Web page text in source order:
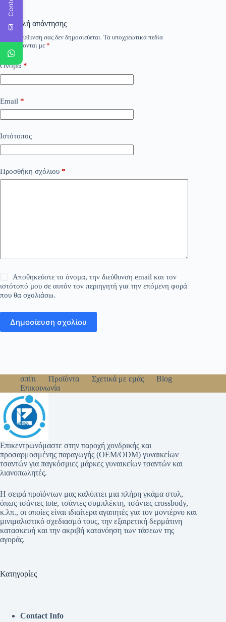
Υποβολή απάντησης
Η ηλ. διεύθυνση σας δεν δημοσιεύεται. Τα υποχρεωτικά πεδία
σημειώνονται με *
Όνομα*
Email *
Ιστότοπος
Προσθήκη σχόλιου *
Αποθηκεύστε το όνομα, την διεύθυνση email και τον
ιστότοπό μου σε αυτόν τον περιηγητή για την επόμενη φορά
που θα σχολιάσω.
Δημοσίευση σχολίου
σπίτι Προϊόντα Σχετικά με εμάς
Blog
Επικοινωνία
Επικεντρωνόμαστε στην παροχή χονδρικής και
προσαρμοσμένης παραγωγής (OEM/ODM) γυναικείων
τσαντών για παγκόσμιες μάρκες γυναικείων τσαντών και
λιανοπωλητές.
Η σειρά προϊόντων μας καλύπτει μια πλήρη γκάμα στυλ,
όπως τσάντες tote, τσάντες συμπλέκτη, τσάντες crossbody,
κ.λπ., οι οποίες είναι ιδιαίτερα αγαπητές για τον μοντέρνο και
μινιμαλιστικό σχεδιασμό τους, την εξαιρετική δερμάτινη
κατασκευή και την ακριβή κατανόηση των τάσεων της
αγοράς.
Κατηγορίες
Contact Info